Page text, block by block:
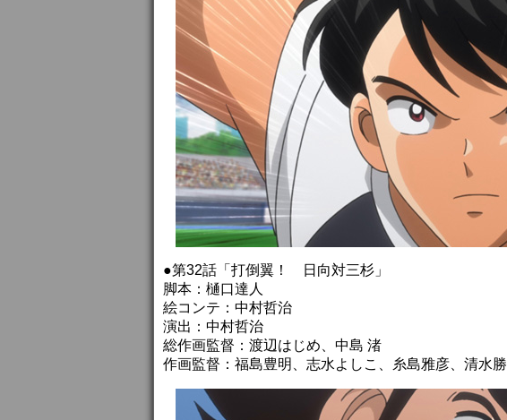
●第32話「打倒翼！ 日向対三杉」
脚本：樋口達人
絵コンテ：中村哲治
演出：中村哲治
総作画監督：渡辺はじめ、中島 渚
作画監督：福島豊明、志水よしこ、糸島雅彦、清水